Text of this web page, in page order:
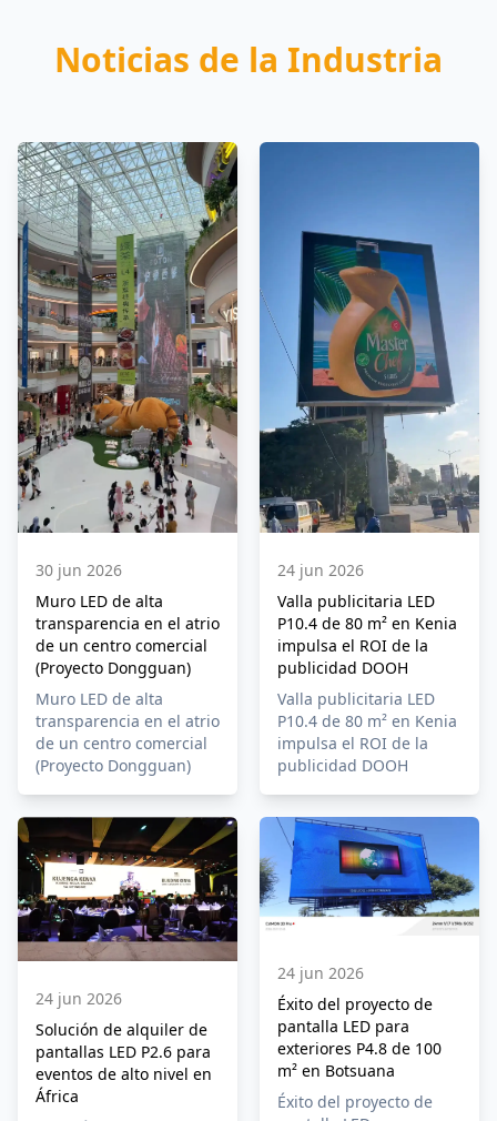
Noticias de la Industria
30 jun 2026
Muro LED de alta
transparencia en el atrio
de un centro comercial
(Proyecto Dongguan)
Muro LED de alta
transparencia en el atrio
de un centro comercial
(Proyecto Dongguan)
24 jun 2026
Valla publicitaria LED
P10.4 de 80 m² en Kenia
impulsa el ROI de la
publicidad DOOH
Valla publicitaria LED
P10.4 de 80 m² en Kenia
impulsa el ROI de la
publicidad DOOH
24 jun 2026
Solución de alquiler de
pantallas LED P2.6 para
eventos de alto nivel en
África
24 jun 2026
Éxito del proyecto de
pantalla LED para
exteriores P4.8 de 100
m² en Botsuana
Éxito del proyecto de